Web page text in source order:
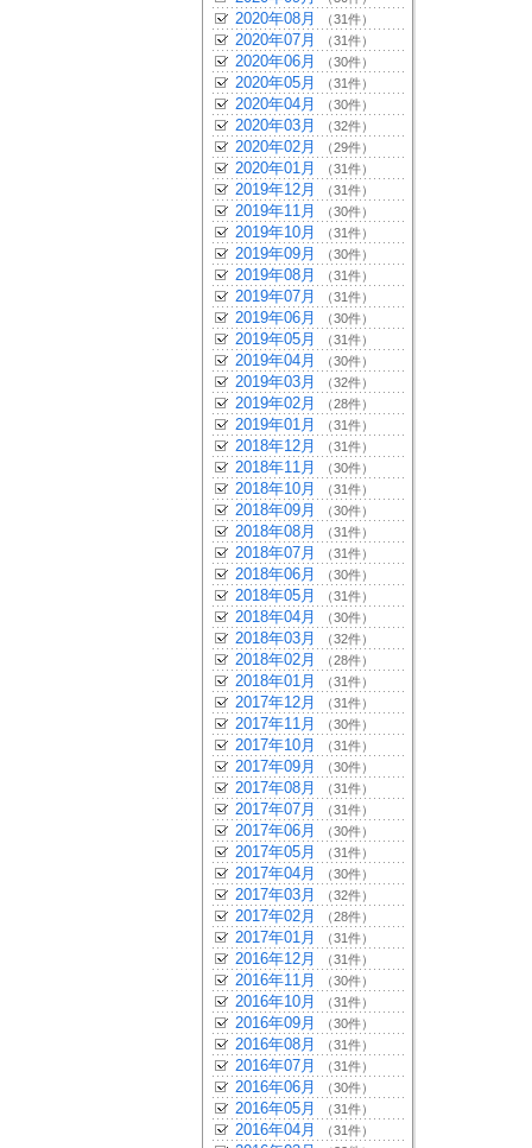
2020年08月 （31件）
2020年07月 （31件）
2020年06月 （30件）
2020年05月 （31件）
2020年04月 （30件）
2020年03月 （32件）
2020年02月 （29件）
2020年01月 （31件）
2019年12月 （31件）
2019年11月 （30件）
2019年10月 （31件）
2019年09月 （30件）
2019年08月 （31件）
2019年07月 （31件）
2019年06月 （30件）
2019年05月 （31件）
2019年04月 （30件）
2019年03月 （32件）
2019年02月 （28件）
2019年01月 （31件）
2018年12月 （31件）
2018年11月 （30件）
2018年10月 （31件）
2018年09月 （30件）
2018年08月 （31件）
2018年07月 （31件）
2018年06月 （30件）
2018年05月 （31件）
2018年04月 （30件）
2018年03月 （32件）
2018年02月 （28件）
2018年01月 （31件）
2017年12月 （31件）
2017年11月 （30件）
2017年10月 （31件）
2017年09月 （30件）
2017年08月 （31件）
2017年07月 （31件）
2017年06月 （30件）
2017年05月 （31件）
2017年04月 （30件）
2017年03月 （32件）
2017年02月 （28件）
2017年01月 （31件）
2016年12月 （31件）
2016年11月 （30件）
2016年10月 （31件）
2016年09月 （30件）
2016年08月 （31件）
2016年07月 （31件）
2016年06月 （30件）
2016年05月 （31件）
2016年04月 （31件）